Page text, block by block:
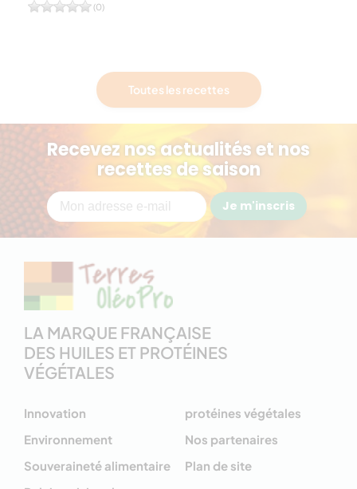
(0)
Toutes les recettes
Recevez nos actualités et nos
recettes de saison
Je m'inscris
LA MARQUE FRANÇAISE
DES HUILES ET PROTÉINES
VÉGÉTALES
Innovation
Environnement
Souveraineté alimentaire
protéines végétales
Nos partenaires
Plan de site